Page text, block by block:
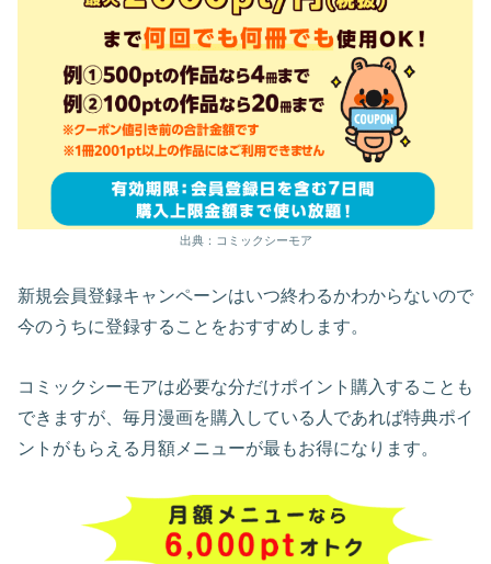
出典：コミックシーモア
新規会員登録キャンペーンはいつ終わるかわからないので
今のうちに登録することをおすすめします。
コミックシーモアは必要な分だけポイント購入することも
できますが、毎月漫画を購入している人であれば特典ポイ
ントがもらえる月額メニューが最もお得になります。